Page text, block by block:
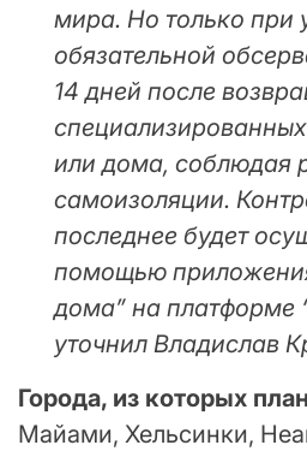
мира. Но только при
обязательной
14 дней после
или дома, соблюдая
самоизоляции.
последнее будет
помощью
дома” на платформе
уточнил Владислав
Города, из которых
Майами, Хельсинки,